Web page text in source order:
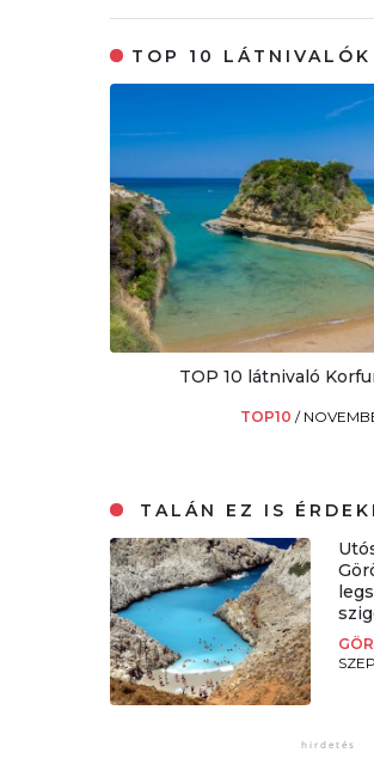
TOP 10 LÁTNIVALÓK
TOP 10 látnivaló
TOP10/
TALÁN EZ IS